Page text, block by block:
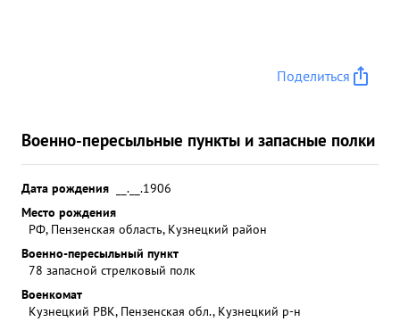
Поделиться
Военно-пересыльные пункты и запасные полки
Дата рождения
__.__.1906
Место рождения
РФ, Пензенская область, Кузнецкий район
Военно-пересыльный пункт
78 запасной стрелковый полк
Военкомат
Кузнецкий РВК, Пензенская обл., Кузнецкий р-н